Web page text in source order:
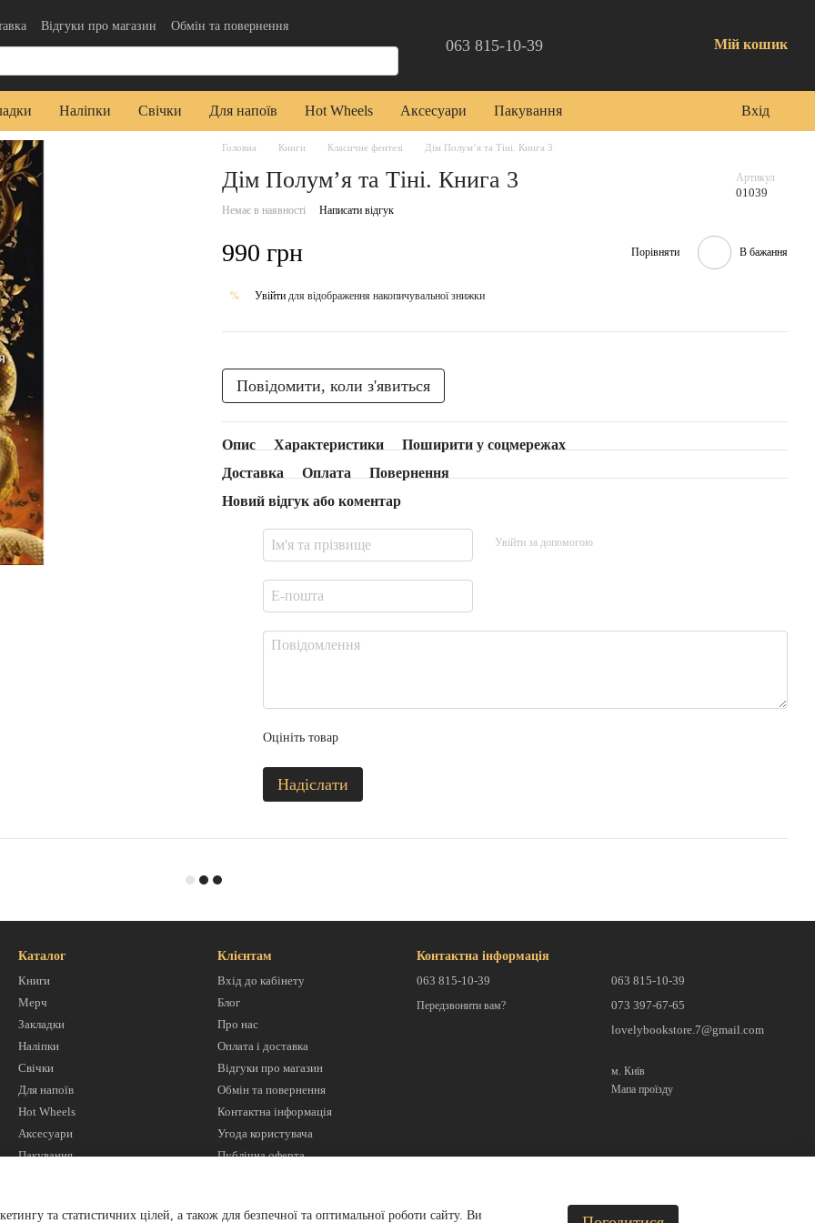
Відгуки про магазин
Обмін та повернення
користувача
Публічна оферта 063 815-10-39 Мій кошик
Наліпки Свічки Для напоїв Hot Wheels Аксесуари Пакування Вхід
Головна Книги Класичне фентезі Дім Полум’я та Тіні. Книга 3
Дім Полум’я та Тіні. Книга 3 Артикул
01039
Немає в наявності Написати відгук
990 грн Порівняти В бажання
% Увійти для відображення накопичувальної знижки
Повідомити, коли з'явиться
Опис Характеристики
Поширити у соцмережах
Доставка
Оплата
Повернення
Новий відгук або коментар
Увійти за допомогою
Оцініть товар
Надіслати
Каталог
Книги
Мерч
Закладки
Наліпки
Свічки
Для напоїв
Hot Wheels
Аксесуари
Пакування
Клієнтам
Вхід до кабінету
Блог
Про нас
Оплата і доставка
Відгуки про магазин
Обмін та повернення
Контактна інформація
Угода користувача
Публічна оферта
Контактна інформація
063 815-10-39
Передзвонити вам?
063 815-10-39
073 397-67-65
lovelybookstore.7@gmail.com
м. Київ
Мапа проїзду
та статистичних цілей, а також для безпечної та оптимальної роботи сайту. Ви